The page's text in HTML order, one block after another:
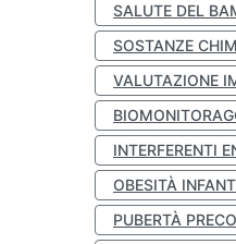
SALUTE DEL
SOSTANZE
VALUTAZIONE
INTERFERENTI
OBESITÀ
PUBERTÀ